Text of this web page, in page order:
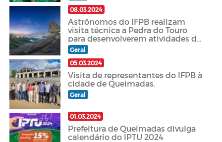
08.03.2024
Astrônomos do IFPB realizam
visita técnica a Pedra do Touro
para desenvolverem atividades de
astroturismo
Geral
05.03.2024
Visita de representantes do IFPB à
cidade de Queimadas.
Geral
01.03.2024
Prefeitura de Queimadas divulga
calendário do IPTU 2024